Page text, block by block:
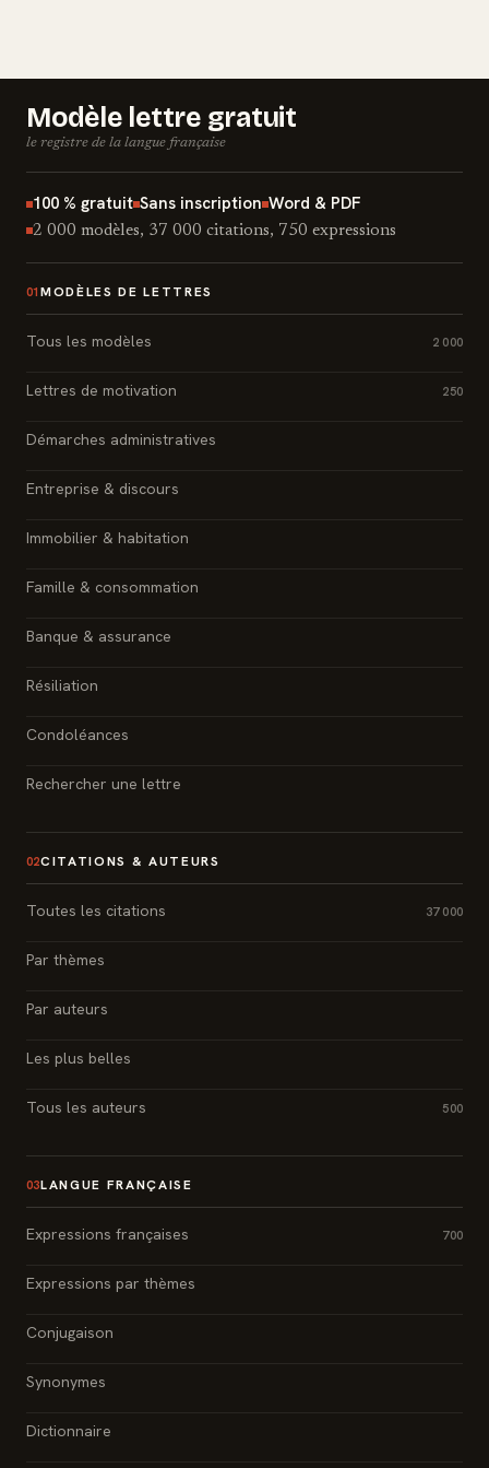
Modèle lettre gratuit
le registre de la langue française
100 % gratuit Sans inscription Word & PDF
2 000 modèles, 37 000 citations, 750 expressions
01 MODÈLES DE LETTRES
Tous les modèles 2 000
Lettres de motivation 250
Démarches administratives
Entreprise & discours
Immobilier & habitation
Famille & consommation
Banque & assurance
Résiliation
Condoléances
Rechercher une lettre
02CITATIONS & AUTEURS
Toutes les citations 37 000
Par thèmes
Par auteurs
Les plus belles
Tous les auteurs 500
03LANGUE FRANÇAISE
Expressions françaises 700
Expressions par thèmes
Conjugaison
Synonymes
Dictionnaire